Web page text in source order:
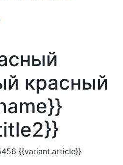
красный
{{variant.article}}